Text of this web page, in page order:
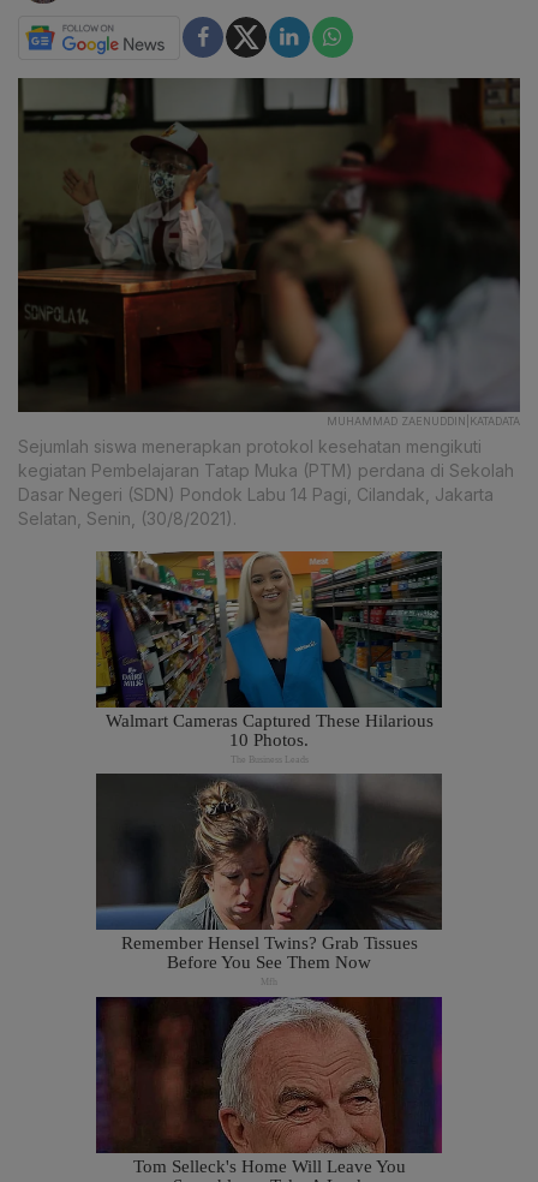
MUHAMMAD ZAENUDDIN|KATADATA
Sejumlah siswa menerapkan protokol kesehatan mengikuti
kegiatan Pembelajaran Tatap Muka (PTM) perdana di Sekolah
Dasar Negeri (SDN) Pondok Labu 14 Pagi, Cilandak, Jakarta
Selatan, Senin, (30/8/2021).